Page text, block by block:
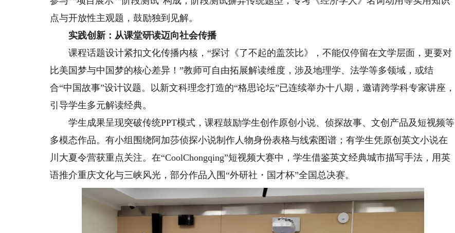
点与开放性主观题，鼓励独到见解。
实践创新：从课堂研读迈向社会传播
课程话题设计紧扣文化传播内核，“探讨《了不起的盖茨比》，不能仅停留在文学层面，更要对
比美国梦与中国梦的核心差异！”教师可自由拓展解读维度，涉及地理学、法学等多领域，或结
合“中国故事”设计议题。以新文科理念打造的“格思论坛”已连续举办十八期，邀请跨学科专家讲座，
引导学生多元解读经典。
学生成果呈现突破传统PPT模式，课程鼓励学生创作原创小说、侦探故事、文创产品及短视频等
多模态作品。有小组围绕阿加莎侦探小说制作人物身份表格与线索图谱；有学生凭原创英文小说在
川大夏令营获重点关注。在“CoolChongqing”短视频大赛中，学生借鉴英文经典城市描写手法，用英
语推介重庆文化与三峡风光，部分作品入围“外研社・国才杯”全国总决赛。